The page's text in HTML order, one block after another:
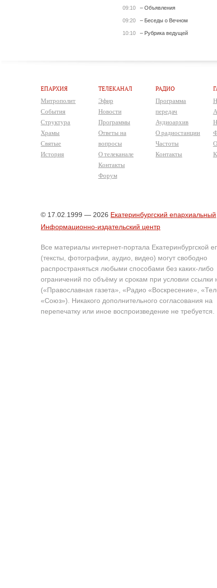
09:10 – Объявления
09:20 – Беседы о Вечном
10:10 – Рубрика ведущей
ЕПАРХИЯ
Митрополит
События
Структура
Храмы
Святые
История
ТЕЛЕКАНАЛ
Эфир
Новости
Программы
Ответы на
вопросы
О телеканале
Контакты
Форум
РАДИО
Программа
передач
Аудиоархив
О радиостанции
Частоты
Контакты
© 17.02.1999 — 2026 Екатеринбургский епархиальный
Информационно-издательский центр
Все материалы интернет-портала Екатеринбургской
(тексты, фотографии, аудио, видео) могут свободно
распространяться любыми способами без каких-либо
ограничений по объёму и срокам при условии ссылки
(«Православная газета», «Радио «Воскресение»,
«Союз»). Никакого дополнительного согласования на
перепечатку или иное воспроизведение не требуется.